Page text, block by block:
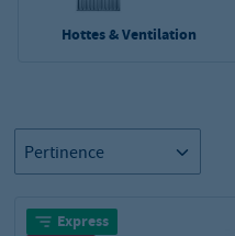
Hottes & Ventilation
Express